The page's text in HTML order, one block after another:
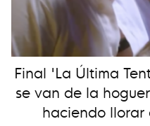
Final 'La Última
se van de la
haciendo llorar